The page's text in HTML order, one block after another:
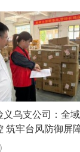
义乌支公司：全
筑牢台风防御屏